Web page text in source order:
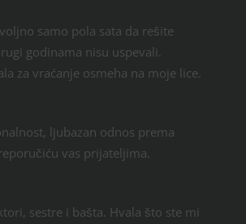
samo pola sata da rešite
godinama nisu uspevali.
za vraćanje osmeha na moje lice.
ljubazan odnos prema
vas prijateljima.
sestre i bašta. Hvala što ste mi